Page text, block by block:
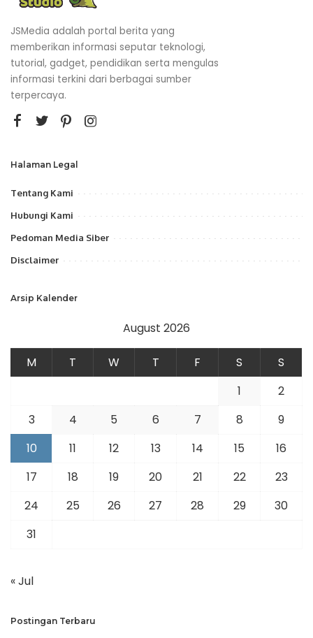
JSMedia adalah portal berita yang
memberikan informasi seputar teknologi,
tutorial, gadget, pendidikan serta mengulas
informasi terkini dari berbagai sumber
terpercaya.
Halaman Legal
Tentang Kami
Hubungi Kami
Pedoman Media Siber
Disclaimer
Arsip Kalender
August 2026
M T W T F S
S
1
2
3
4 5 6 7 8
9
10
11 12 13 14 15
16
17
18 19 20 21 22
23
24
25 26 27 28 29
30
31
« Jul
Postingan Terbaru